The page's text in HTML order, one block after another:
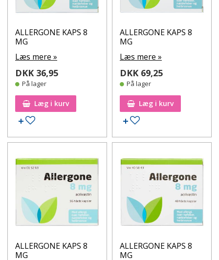
ALLERGONE KAPS 8
MG
Læs mere »
DKK 36,95
På lager
Læg i kurv
Tilføj til ønskeseddel
ALLERGONE KAPS 8
MG
Læs mere »
DKK 69,25
På lager
Læg i kurv
Tilføj til ønskeseddel
ALLERGONE KAPS 8
MG
ALLERGONE KAPS 8
MG